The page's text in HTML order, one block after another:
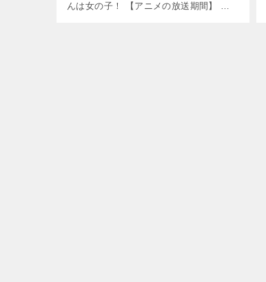
んは女の子！ 【アニメの放送期間】 ：